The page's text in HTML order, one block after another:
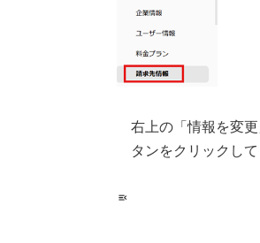
右上の「情報を変
タンをクリックして